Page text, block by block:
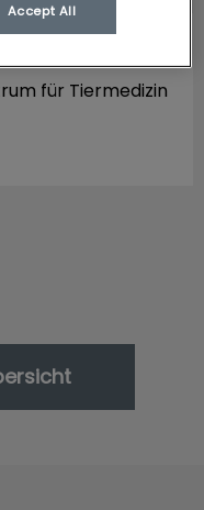
für Tiermedizin
Accept All